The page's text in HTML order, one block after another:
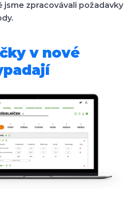
jsme zpracovávali požadavky
v nové